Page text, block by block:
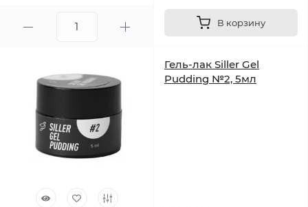
В корзину
Гель-лак Siller Gel
Pudding №2, 5мл